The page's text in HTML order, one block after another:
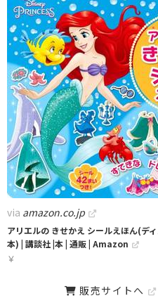
via amazon.co.jp
アリエルの きせかえ シールえほん(デ
本) | 講談社 |本 | 通販 | Amazon
￥
販売サイトへ